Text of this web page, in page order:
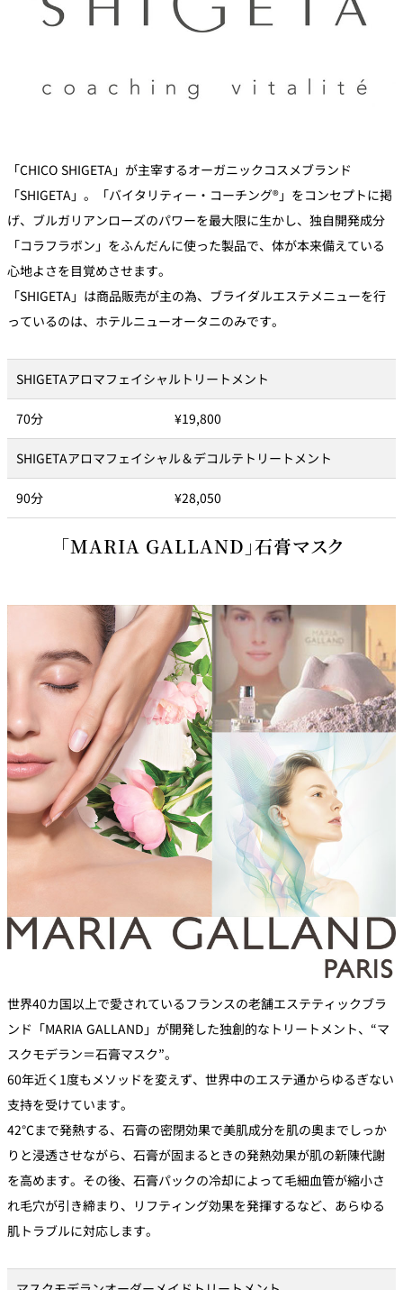
「CHICO SHIGETA」が主宰するオーガニックコスメブランド
「SHIGETA」。「バイタリティー・コーチング®」をコンセプトに掲
げ、ブルガリアンローズのパワーを最大限に生かし、独自開発成分
「コラフラボン」をふんだんに使った製品で、体が本来備えている
心地よさを目覚めさせます。
「SHIGETA」は商品販売が主の為、ブライダルエステメニューを行
っているのは、ホテルニューオータニのみです。
SHIGETAアロマフェイシャルトリートメント
70分 ¥19,800
SHIGETAアロマフェイシャル＆デコルテトリートメント
90分 ¥28,050
「MARIA GALLAND」石膏マスク
世界40カ国以上で愛されているフランスの老舗エステティックブラ
ンド「MARIA GALLAND」が開発した独創的なトリートメント、“マ
スクモデラン＝石膏マスク”。
60年近く1度もメソッドを変えず、世界中のエステ通からゆるぎない
支持を受けています。
42℃まで発熱する、石膏の密閉効果で美肌成分を肌の奧までしっか
りと浸透させながら、石膏が固まるときの発熱効果が肌の新陳代謝
を高めます。その後、石膏パックの冷却によって毛細血管が縮小さ
れ毛穴が引き締まり、リフティング効果を発揮するなど、あらゆる
肌トラブルに対応します。